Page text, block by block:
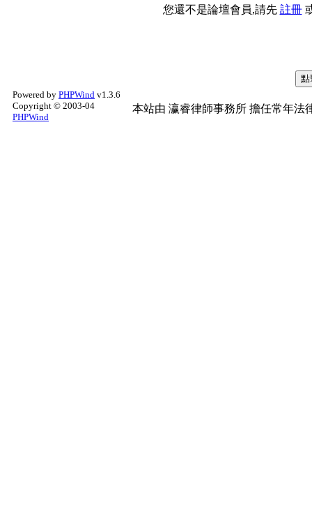
您還不是論壇會員,請先 註冊
Powered by PHPWind v1.3.6
Copyright © 2003-04
PHPWind
本站由 瀛睿律師事務所 擔任常年法